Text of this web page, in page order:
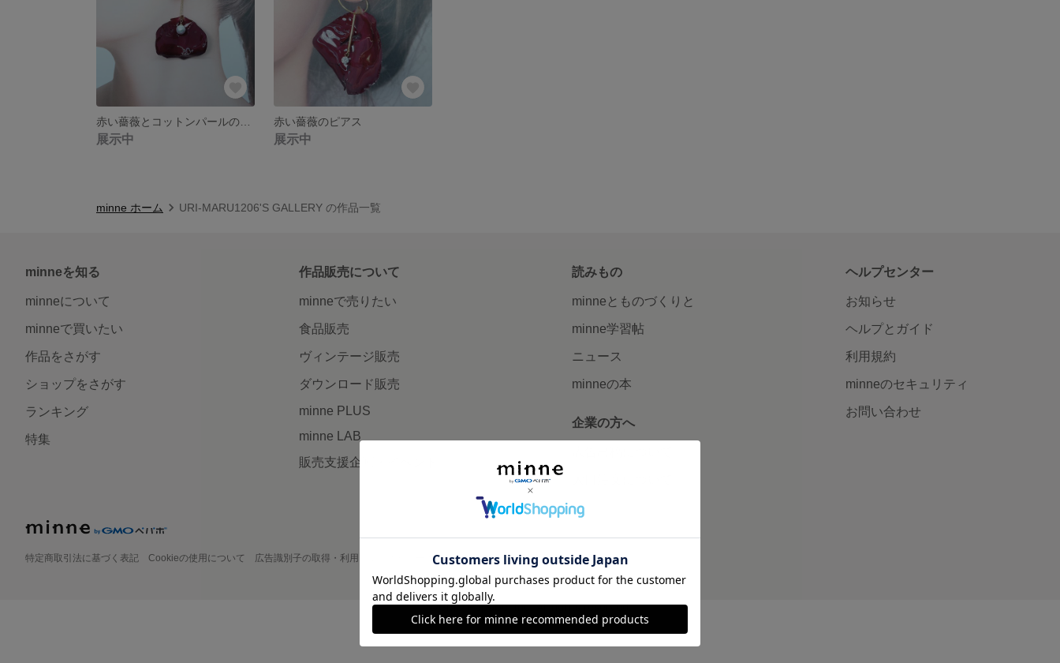
展示中
赤い薔薇のピアス
展示中
minne ホーム URI-MARU1206'S GALLERY の作品一覧
minneを知る
minneについて
minneで買いたい
作品をさがす
ショップをさがす
ランキング
特集
作品販売について
minneで売りたい
食品販売
ヴィンテージ販売
ダウンロード販売
minne PLUS
minne LAB
販売支援企画・イベント
読みもの
minneとものづくりと
minne学習帖
ニュース
minneの本
企業の方へ
ヘルプセンター
お知らせ
ヘルプとガイド
利用規約
minneのセキュリティ
お問い合わせ
特定商取引法に基づく表記 Cookieの使用について 広告識別子の取得・利用 プライバシーポリシー 会社概要 採用情報 メディアキット
©GMO Pepabo, Inc. All rights reserved.